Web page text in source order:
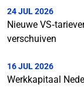
24 JUL 2026
Nieuwe
verschuiven
16 JUL 2026
Werkkapitaal